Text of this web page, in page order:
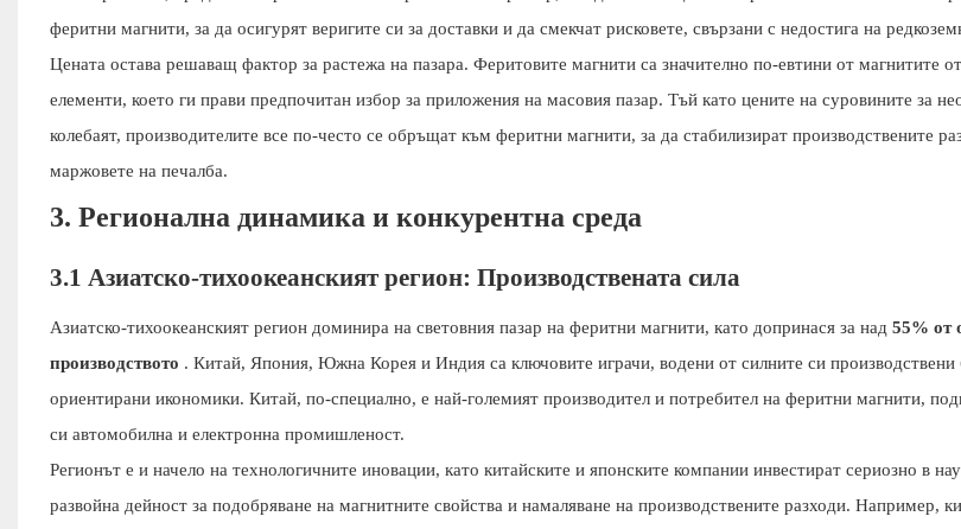
феритни магнити, за да осигурят веригите си за доставки и да смекчат рисковете, свързани с недостига на
Цената остава решаващ фактор за растежа на пазара. Феритовите магнити са значително по-евтини от магнитите
елементи, което ги прави предпочитан избор за приложения на масовия пазар. Тъй като цените на суровините за
колебаят, производителите все по-често се обръщат към феритни магнити, за да стабилизират производствените
маржовете на печалба.
3. Регионална динамика и конкурентна среда
3.1 Азиатско-тихоокеанският регион: Производствената сила
Азиатско-тихоокеанският регион доминира на световния пазар на феритни магнити, като допринася за над 55% от
производството . Китай, Япония, Южна Корея и Индия са ключовите играчи, водени от силните си производствени
ориентирани икономики. Китай, по-специално, е най-големият производител и потребител на феритни магнити,
си автомобилна и електронна промишленост.
Регионът е и начело на технологичните иновации, като китайските и японските компании инвестират сериозно в
развойна дейност за подобряване на магнитните свойства и намаляване на производствените разходи. Например,